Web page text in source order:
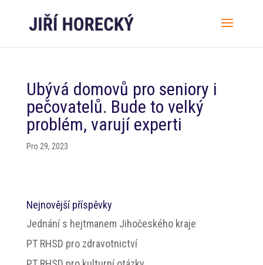
Ubývá domovů pro seniory i
pečovatelů. Bude to velký
problém, varují experti
Pro 29, 2023
Nejnovější příspěvky
Jednání s hejtmanem Jihočeského kraje
PT RHSD pro zdravotnictví